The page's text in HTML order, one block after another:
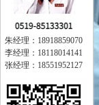
朱经理：18918859070
李经理：18118014141
张经理：18551952127
在线交流
离线留言